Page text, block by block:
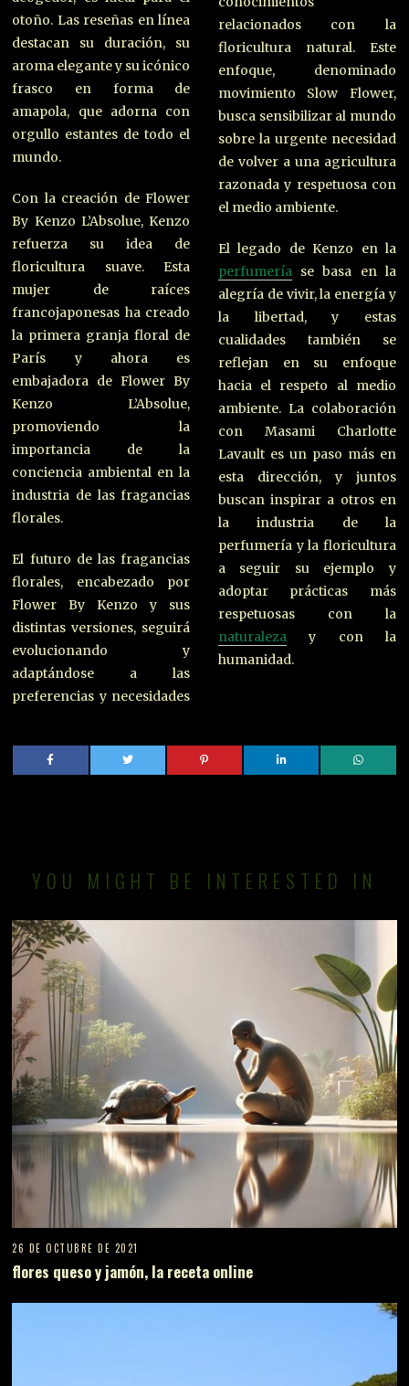
otoño. Las reseñas en línea
destacan su duración, su
aroma elegante y su icónico
frasco en forma de
amapola, que adorna con
orgullo estantes de todo el
mundo.
Con la creación de Flower
By Kenzo L’Absolue, Kenzo
refuerza su idea de
floricultura suave. Esta
mujer de raíces
francojaponesas ha creado
la primera granja floral de
París y ahora es
embajadora de Flower By
Kenzo L’Absolue,
promoviendo la
importancia de la
conciencia ambiental en la
industria de las fragancias
florales.
El futuro de las fragancias
florales, encabezado por
Flower By Kenzo y sus
distintas versiones, seguirá
evolucionando y
adaptándose a las
preferencias y necesidades
relacionados con la
floricultura natural. Este
enfoque, denominado
movimiento Slow Flower,
busca sensibilizar al mundo
sobre la urgente necesidad
de volver a una agricultura
razonada y respetuosa con
el medio ambiente.
El legado de Kenzo en la
perfumeríase basa en la
alegría de vivir, la energía y
la libertad, y estas
cualidades también se
reflejan en su enfoque
hacia el respeto al medio
ambiente. La colaboración
con Masami Charlotte
Lavault es un paso más en
esta dirección, y juntos
buscan inspirar a otros en
la industria de la
perfumería y la floricultura
a seguir su ejemplo y
adoptar prácticas más
respetuosas con la
naturalezay con la
humanidad.
YOU MIGHT BE INTERESTED IN
26 DE OCTUBRE DE 2021
flores queso y jamón, la receta online